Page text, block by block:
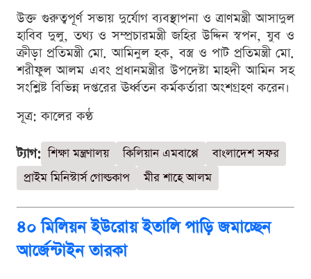
উক্ত গুরুত্বপূর্ণ সভায় দুর্যোগ ব্যবস্থাপনা ও ত্রাণমন্ত্রী আসাদুল
হাবিব দুলু, তথ্য ও সম্প্রচারমন্ত্রী জহির উদ্দিন স্বপন, যুব ও
ক্রীড়া প্রতিমন্ত্রী মো. আমিনুল হক, বস্ত্র ও পাট প্রতিমন্ত্রী মো.
শরীফুল আলম এবং প্রধানমন্ত্রীর উপদেষ্টা মাহদী আমিন সহ
সংশ্লিষ্ট বিভিন্ন দপ্তরের ঊর্ধ্বতন কর্মকর্তারা অংশগ্রহণ করেন।
সূত্র: কালের কণ্ঠ
ট্যাগ: শিক্ষা মন্ত্রণালয় কিলিয়ান এমবাপ্পে
বাংলাদেশ সফর
প্রাইম মিনিস্টার্স গোল্ডকাপ
মীর শাহে আলম
৪০ মিলিয়ন ইউরোয় ইতালি পাড়ি জমাচ্ছেন
আর্জেন্টাইন তারকা